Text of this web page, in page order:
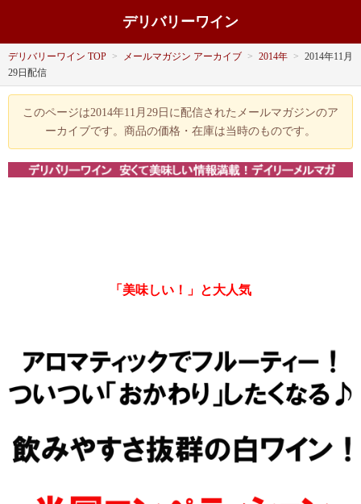
デリバリーワイン
デリバリーワイン TOP > メールマガジン アーカイブ > 2014年 > 2014年11月
29日配信
このページは2014年11月29日に配信されたメールマガジンのア
ーカイブです。商品の価格・在庫は当時のものです。
「美味しい！」と大人気